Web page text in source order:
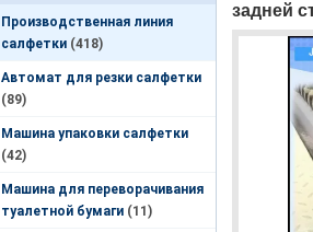
Производственная линия
салфетки (418)
Автомат для резки салфетки
(89)
Машина упаковки салфетки
(42)
Машина для переворачивания
туалетной бумаги (11)
задней